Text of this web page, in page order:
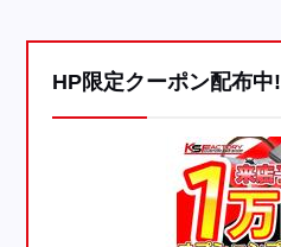
HP限定クーポン配布中!